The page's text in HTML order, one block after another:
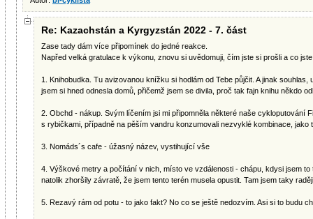
Re: Kazachstán a Kyrgyzstán 2022 - 7. část
Zase tady dám více připomínek do jedné reakce.
Napřed velká gratulace k výkonu, znovu si uvědomuji, čím jste si prošli a co
1. Knihobudka. Tu avizovanou knížku si hodlám od Tebe půjčit. A jinak
jsem si hned odnesla domů, přičemž jsem se divila, proč tak fajn knihu někdo
2. Obchd - nákup. Svým líčením jsi mi připomněla některé naše cykloputování
s rybičkami, případně na pěším vandru konzumovali nezvyklé kombinace, jako
3. Nomáds´s cafe - úžasný název, vystihující vše
4. Výškové metry a počítání v nich, místo ve vzdálenosti - chápu, kdysi jsem
natolik zhoršily závratě, že jsem tento terén musela opustit. Tam jsem taky
5. Rezavý rám od potu - to jako fakt? No co se ještě nedozvím. Asi si to budu